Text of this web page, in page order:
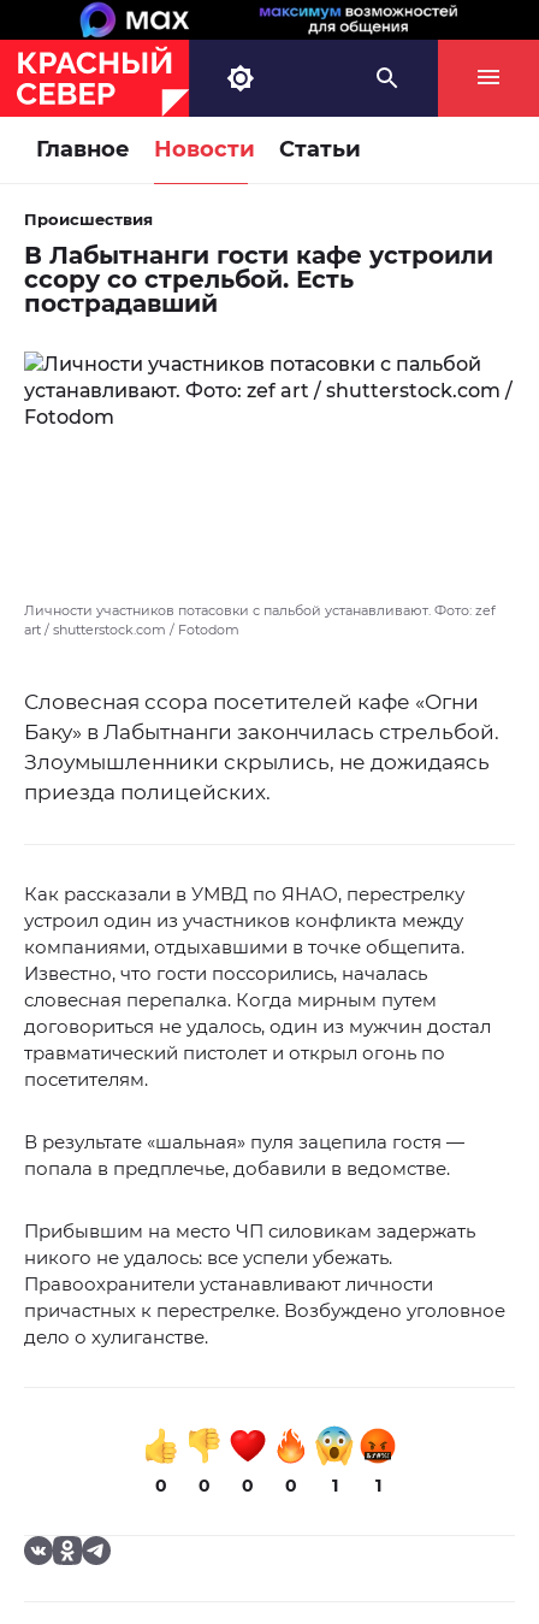
Главное Новости Статьи
Происшествия
В Лабытнанги гости кафе устроили
ссору со стрельбой. Есть
пострадавший
Личности участников потасовки с пальбой устанавливают. Фото: zef
art / shutterstock.com / Fotodom
Словесная ссора посетителей кафе «Огни
Баку» в Лабытнанги закончилась стрельбой.
Злоумышленники скрылись, не дожидаясь
приезда полицейских.
Как рассказали в УМВД по ЯНАО, перестрелку
устроил один из участников конфликта между
компаниями, отдыхавшими в точке общепита.
Известно, что гости поссорились, началась
словесная перепалка. Когда мирным путем
договориться не удалось, один из мужчин достал
травматический пистолет и открыл огонь по
посетителям.
В результате «шальная» пуля зацепила гостя —
попала в предплечье, добавили в ведомстве.
Прибывшим на место ЧП силовикам задержать
никого не удалось: все успели убежать.
Правоохранители устанавливают личности
причастных к перестрелке. Возбуждено уголовное
дело о хулиганстве.
0 0 0 0 1 1